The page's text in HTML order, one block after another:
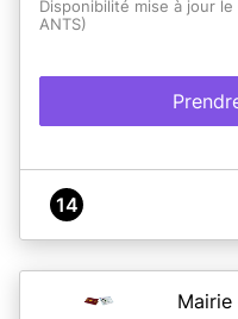
Disponibilité mise à jour
ANTS)
14
Mairie